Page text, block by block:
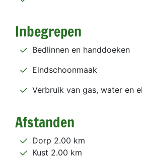
Inbegrepen
Bedlinnen en handdoeken
Eindschoonmaak
Verbruik van gas, water en
Afstanden
Dorp 2.00 km
Kust 2.00 km